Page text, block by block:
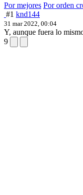
Por mejores Por orden
#1 knd144
31 mar 2022, 00:04
Y, aunque fuera lo
9